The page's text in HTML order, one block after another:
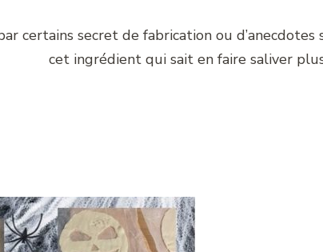
certains secret de fabrication ou
cet ingrédient qui sait en faire saliver plus